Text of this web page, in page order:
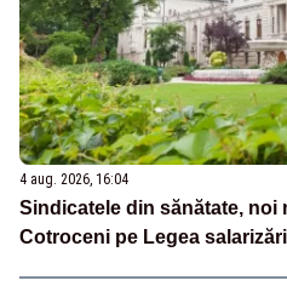
4 aug. 2026, 16:04
Sindicatele din sănătate, noi
Cotroceni pe Legea